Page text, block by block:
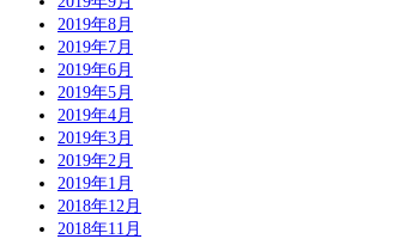
2019年8月
2019年7月
2019年6月
2019年5月
2019年4月
2019年3月
2019年2月
2019年1月
2018年12月
2018年11月